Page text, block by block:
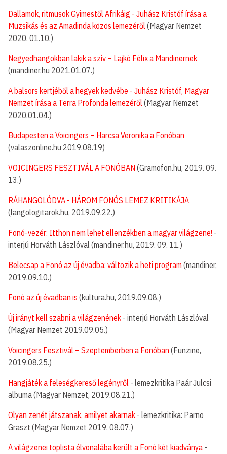
Dallamok, ritmusok Gyimestől Afrikáig - Juhász Kristóf írása a
Muzsikás és az Amadinda közös lemezéről(Magyar Nemzet
2020. 01.10.)
Negyedhangokban lakik a szív – Lajkó Félix a Mandinernek
(mandiner.hu 2021.01.07.)
A balsors kertjéből a hegyek kedvébe - Juhász Kristóf, Magyar
Nemzet írása a Terra Profonda lemezéről(Magyar Nemzet
2020.01.04.)
Budapesten a Voicingers – Harcsa Veronika a Fonóban
(valaszonline.hu 2019.08.19)
VOICINGERS FESZTIVÁL A FONÓBAN (Gramofon.hu, 2019. 09.
13.)
RÁHANGOLÓDVA - HÁROM FONÓS LEMEZ KRITIKÁJA
(langologitarok.hu, 2019.09.22.)
Fonó-vezér: Itthon nem lehet ellenzékben a magyar világzene! -
interjú Horváth Lászlóval (mandiner.hu, 2019. 09. 11.)
Belecsap a Fonó az új évadba: változik a heti program (mandiner,
2019.09.10.)
Fonó az új évadban is (kultura.hu, 2019.09.08.)
Új irányt kell szabni a világzenének - interjú Horváth Lászlóval
(Magyar Nemzet 2019.09.05.)
Voicingers Fesztivál – Szeptemberben a Fonóban (Funzine,
2019.08.25.)
Hangjáték a feleségkereső legényről - lemezkritika Paár Julcsi
albuma (Magyar Nemzet, 2019.08.21.)
Olyan zenét játszanak, amilyet akarnak - lemezkritika: Parno
Graszt (Magyar Nemzet 2019. 08.07.)
A világzenei toplista élvonalába került a Fonó két kiadványa -